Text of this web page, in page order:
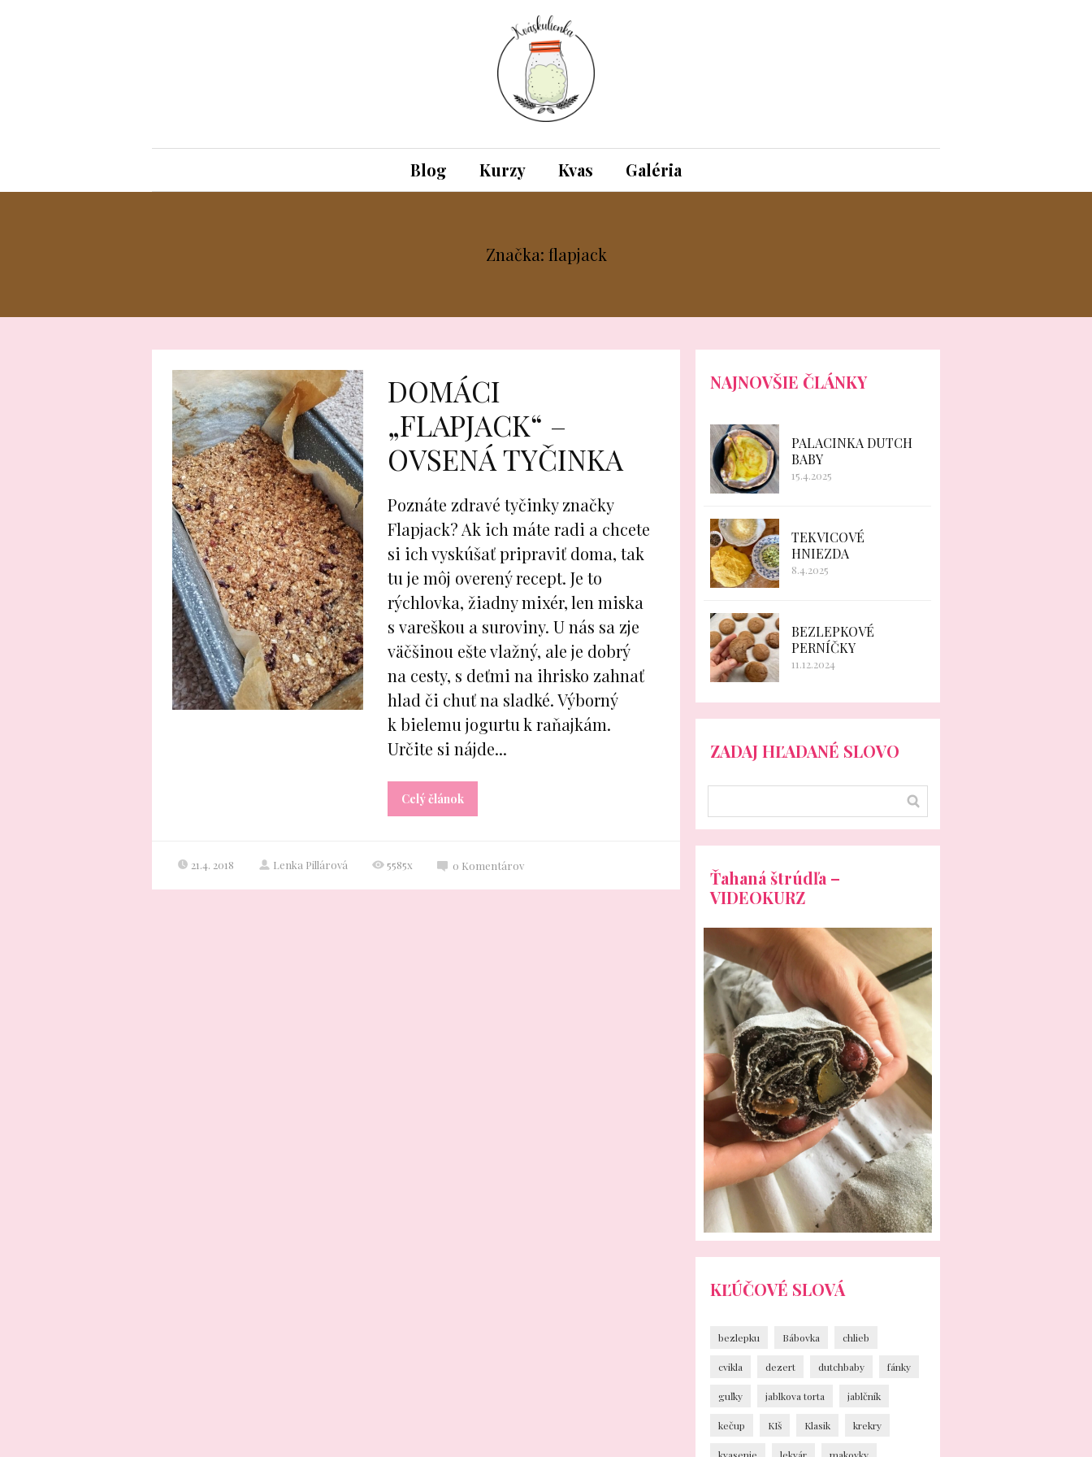
Blog Kurzy Kvas Galéria
Značka: flapjack
DOMÁCI
„FLAPJACK“ –
OVSENÁ TYČINKA
Poznáte zdravé tyčinky značky
Flapjack? Ak ich máte radi a chcete
si ich vyskúšať pripraviť doma, tak
tu je môj overený recept. Je to
rýchlovka, žiadny mixér, len miska
s vareškou a suroviny. U nás sa zje
väčšinou ešte vlažný, ale je dobrý
na cesty, s deťmi na ihrisko zahnať
hlad či chuť na sladké. Výborný
k bielemu jogurtu k raňajkám.
Určite si nájde...
Celý článok
21.4. 2018 Lenka Pillárová 5585x 0 Komentárov
NAJNOVŠIE ČLÁNKY
PALACINKA DUTCH
BABY
15.4.2025
TEKVICOVÉ
HNIEZDA
8.4.2025
BEZLEPKOVÉ
PERNÍČKY
11.12.2024
ZADAJ HĽADANÉ SLOVO
Ťahaná štrúdľa –
VIDEOKURZ
KĽÚČOVÉ SLOVÁ
bezlepku Bábovka chlieb
cvikla dezert dutchbaby fánky
guľky jablkova torta jablčník
kečup KIš Klasik krekry
kvasenie lekvár makovky